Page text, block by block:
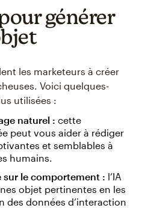
générer
les marketeurs à créer
Voici quelques-
utilisées :
naturel : cette
peut vous aider à rédiger
et semblables à
humains.
sur le comportement : l’IA
objet pertinentes en les
des données d’interaction